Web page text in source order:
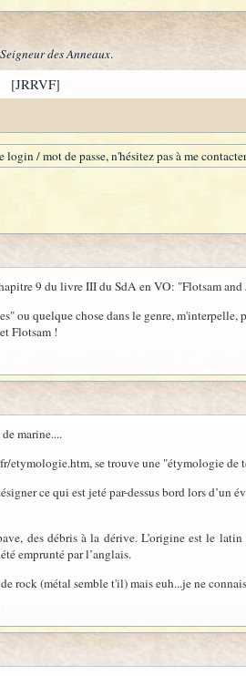
Seigneur des Anneaux.
[JRRVF]
/ mot de passe, n'hésitez pas à me
9 du livre III du SdA en VO: "Flotsam and
ou quelque chose dans le genre,
Flotsam !
marine....
etymologie.htm, se trouve une "étymologie
ce qui est jeté par-dessus bord lors
des débris à la dérive. L’origine est le
emprunté par l’anglais.
rock (métal semble t'il) mais euh...je ne